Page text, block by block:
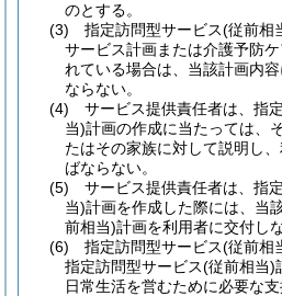
のとする。
(3)
指定訪問型サービス(従前相
サービス計画または介護予防
れている場合は、当該計画内
ならない。
(4)
サービス提供責任者は、指
当)計画の作成に当たっては、
たはその家族に対して説明し
ばならない。
(5)
サービス提供責任者は、指
当)計画を作成した際には、当
前相当)計画を利用者に交付し
(6)
指定訪問型サービス(従前相
指定訪問型サービス(従前相当)
日常生活を営むために必要な支